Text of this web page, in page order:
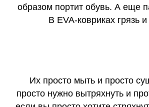
образом портит обувь. А еще
В EVA-ковриках грязь
Их просто мыть и просто
просто нужно вытряхнуть и